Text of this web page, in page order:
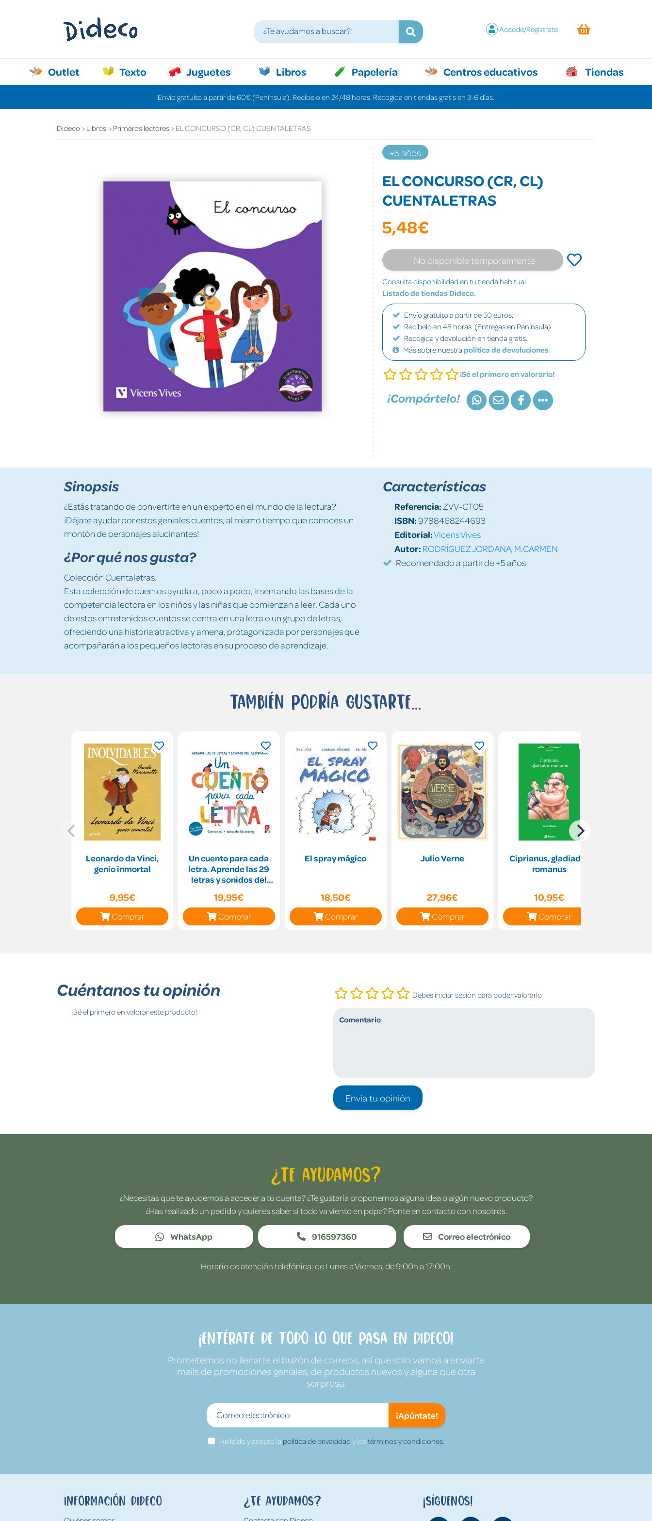
Accede/Regístrate
Outlet Texto Juguetes Libros Papelería Centros educativos Tiendas
Envío gratuito a partir de 60€ (Península). Recíbelo en 24/48 horas. Recogida en tiendas gratis en 3-6 días.
Dideco Libros Primeros lectores EL CONCURSO (CR, CL) CUENTALETRAS
+5 años
EL CONCURSO (CR, CL)
CUENTALETRAS
5,48€
No disponible temporalmente
Consulta disponibilidad en tu tienda habitual.
Listado de tiendas Dideco.
Envío gratuito a partir de 50 euros.
Recíbelo en 48 horas. (Entregas en Península)
Recogida y devolución en tienda gratis.
Más sobre nuestra política de devoluciones
¡Sé el primero en valorarlo!
¡Compártelo!
Sinopsis
¿Estás tratando de convertirte en un experto en el mundo de la lectura?
¡Déjate ayudar por estos geniales cuentos, al mismo tiempo que conoces un
montón de personajes alucinantes!
¿Por qué nos gusta?
Colección Cuentaletras.
Esta colección de cuentos ayuda a, poco a poco, ir sentando las bases de la
competencia lectora en los niños y las niñas que comienzan a leer. Cada uno
de estos entretenidos cuentos se centra en una letra o un grupo de letras,
ofreciendo una historia atractiva y amena, protagonizada por personajes que
acompañarán a los pequeños lectores en su proceso de aprendizaje.
Características
Referencia: ZVV-CT05
ISBN:9788468244693
Editorial:Vicens Vives
Autor: RODRÍGUEZ JORDANA, M.CARMEN
Recomendado a partir de +5 años
También podría gustarte...
Leonardo da Vinci,
genio inmortal
9,95€
Comprar
Un cuento para cada
letra. Aprende las 29
letras y sonidos del
19,95€
Comprar
El spray mágico
18,50€
Comprar
Julio Verne
27,96€
Comprar
Ciprianus, gladiador
romanus
10,95€
Comprar
Cuéntanos tu opinión
¡Sé el primero en valorar este producto!
Debes iniciar sesión para poder valorarlo
Envía tu opinión
¿Te ayudamos?
¿Necesitas que te ayudemos a acceder a tu cuenta? ¿Te gustaría proponernos alguna idea o algún nuevo producto?
¿Has realizado un pedido y quieres saber si todo va viento en popa? Ponte en contacto con nosotros.
WhatsApp 916597360 Correo electrónico
Horario de atención telefónica: de Lunes a Viernes, de 9:00h a 17:00h.
¡Entérate de todo lo que pasa en Dideco!
Prometemos no llenarte el buzón de correos, así que solo vamos a enviarte
mails de promociones geniales, de productos nuevos y alguna que otra
sorpresa.
¡Apúntate!
He leído y acepto la política de privacidad y lostérminos y condiciones.
Información Dideco ¿Te ayudamos? ¡Síguenos!